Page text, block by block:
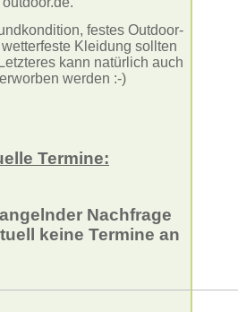
festes Outdoor-
Kleidung sollten
Letzteres kann natürlich auch
werden :-)
Termine:
Nachfrage
keine Termine an